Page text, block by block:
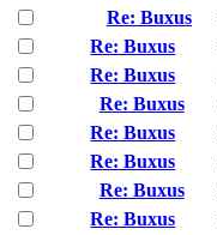
Re: Buxus
Re: Buxus
Re: Buxus
Re: Buxus
Re: Buxus
Re: Buxus
Re: Buxus
Re: Buxus